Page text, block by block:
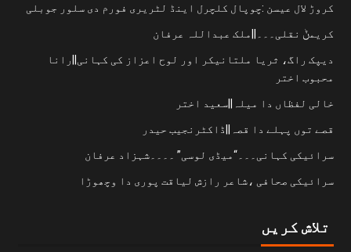
کروڑ لال عیسن :چوپال کلچرل اینڈ لٹریری فورم دی سلور جوبلی
کریمݨ نقلی۔۔۔||ملک عبداللہ عرفان
دیپک راگ، ثریا ملتانیکر اور لوح اعزاز کی کہانی||رانا
محبوب اختر
خالی لفظاں دا میلہ||سعید اختر
قصے توں پہلے دا قصہ||ڈاکٹرنجیب حیدر
سرائیکی کہانی۔۔۔“میڈی لوسی” ۔۔۔۔شہزاد عرفان
سرائیکی صحافی ،شاعر رازش لیاقت پوری دا وچھوڑا
تلاش کریں